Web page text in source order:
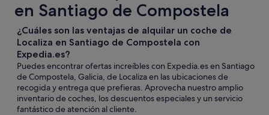
en Santiago de Compostela
¿Cuáles son las ventajas de alquilar un coche de
Localiza en Santiago de Compostela con
Expedia.es?
Puedes encontrar ofertas increíbles con Expedia.es en Santiago
de Compostela, Galicia, de Localiza en las ubicaciones de
recogida y entrega que prefieras. Aprovecha nuestro amplio
inventario de coches, los descuentos especiales y un servicio
fantástico de atención al cliente.